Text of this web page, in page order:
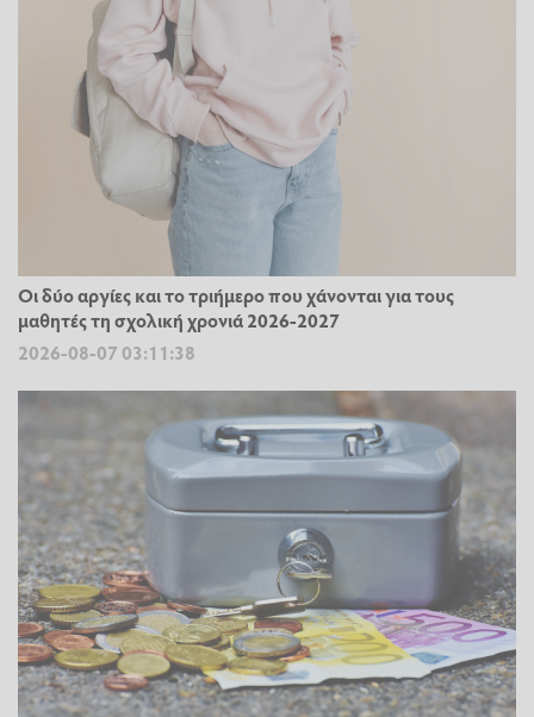
Οι δύο αργίες και το τριήμερο που χάνονται για τους
μαθητές τη σχολική χρονιά 2026-2027
2026-08-07 03:11:38